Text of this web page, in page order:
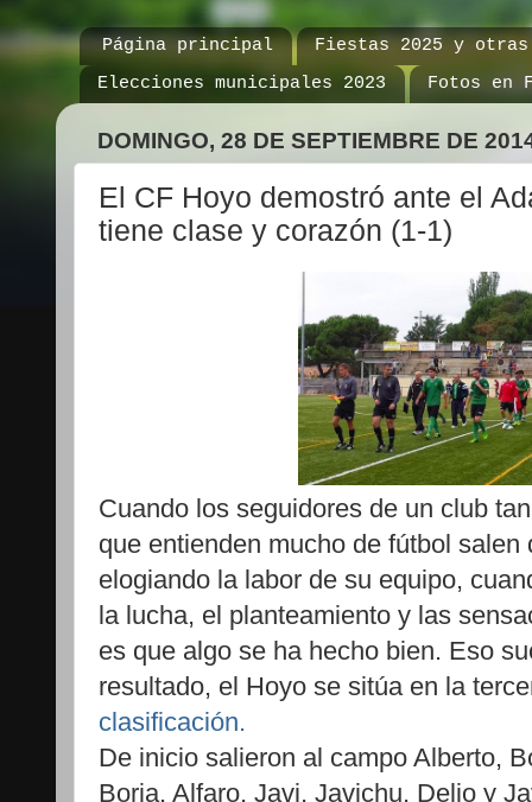
Página principal
Fiestas 2025 y otras
Elecciones municipales 2023
Fotos en
DOMINGO, 28 DE SEPTIEMBRE DE
El CF Hoyo demostró ante el
tiene clase y corazón (1-1)
Cuando los seguidores de un club
que entienden mucho de fútbol salen
elogiando la labor de su equipo,
la lucha, el planteamiento y las
es que algo se ha hecho bien. Eso
resultado, el Hoyo se sitúa en la
clasificación.
De inicio salieron al campo Alberto,
Borja, Alfaro, Javi, Javichu, Delio y